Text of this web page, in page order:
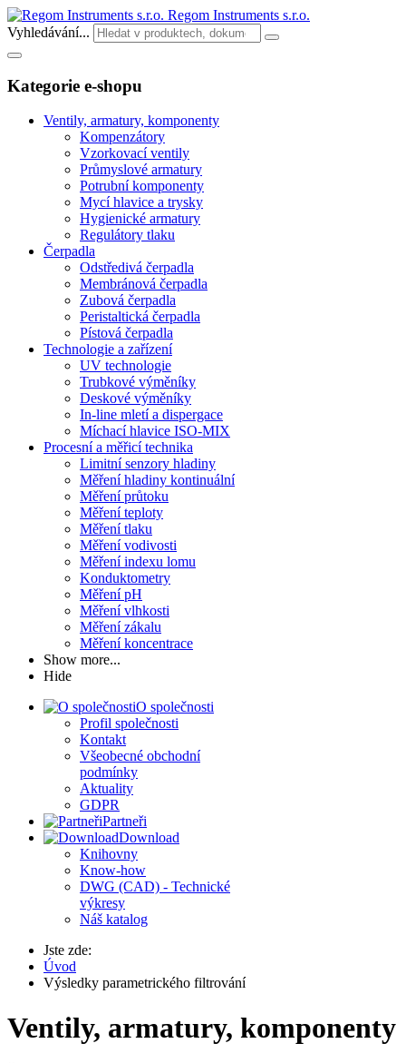
Regom Instruments s.r.o.
Vyhledávání...
Kategorie e-shopu
Ventily, armatury, komponenty
Kompenzátory
Vzorkovací ventily
Průmyslové armatury
Potrubní komponenty
Mycí hlavice a trysky
Hygienické armatury
Regulátory tlaku
Čerpadla
Odstředivá čerpadla
Membránová čerpadla
Zubová čerpadla
Peristaltická čerpadla
Pístová čerpadla
Technologie a zařízení
UV technologie
Trubkové výměníky
Deskové výměníky
In-line mletí a dispergace
Míchací hlavice ISO-MIX
Procesní a měřicí technika
Limitní senzory hladiny
Měření hladiny kontinuální
Měření průtoku
Měření teploty
Měření tlaku
Měření vodivosti
Měření indexu lomu
Konduktometry
Měření pH
Měření vlhkosti
Měření zákalu
Měření koncentrace
Show more...
Hide
O společnosti
Profil společnosti
Kontakt
Všeobecné obchodní
podmínky
Aktuality
GDPR
Partneři
Download
Knihovny
Know-how
DWG (CAD) - Technické
výkresy
Náš katalog
Jste zde:
Úvod
Výsledky parametrického filtrování
Ventily, armatury, komponenty